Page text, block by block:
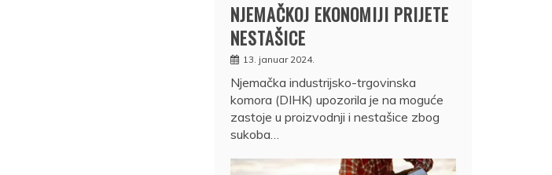
NJEMAČKOJ EKONOMIJI PRIJETE
NESTAŠICE
13. januar 2024.
Njemačka industrijsko-trgovinska
komora (DIHK) upozorila je na moguće
zastoje u proizvodnji i nestašice zbog
sukoba…